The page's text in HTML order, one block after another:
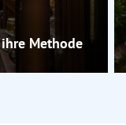
Methode